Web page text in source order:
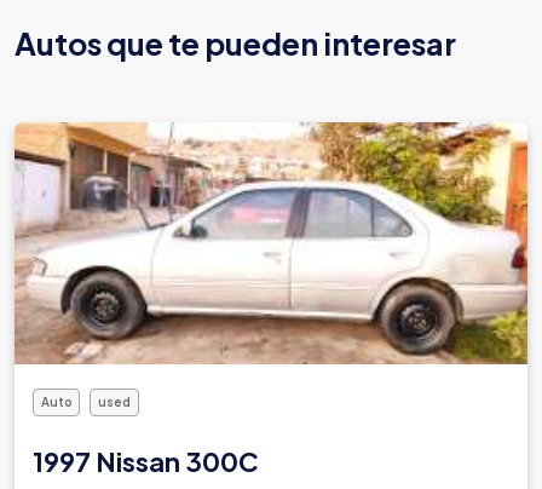
Autos que te pueden interesar
Auto used
2017 Citroen C-4